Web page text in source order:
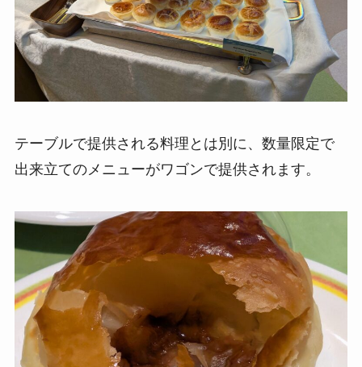
テーブルで提供される料理とは別に、数量限定で
出来立てのメニューがワゴンで提供されます。